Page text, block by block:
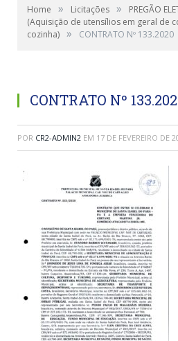
Home » Licitações »
PREGÃO
(Aquisição de utensílios em geral de
cozinha) » CONTRATO Nº 133.2020
CONTRATO Nº
POR CR2-ADMIN2 EM 17 DE FEVEREIRO DE